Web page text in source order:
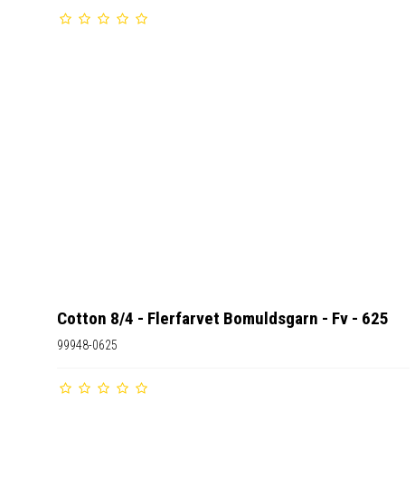
Cotton 8/4 - Flerfarvet Bomuldsgarn - Fv - 625
99948-0625